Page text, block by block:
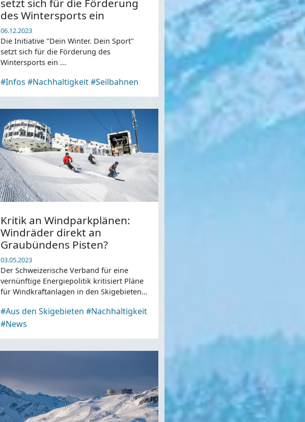
setzt sich für die Förderung
des Wintersports ein
06.12.2023
Die Initiative "Dein Winter. Dein Sport"
setzt sich für die Förderung des
Wintersports ein ...
#Infos #Nachhaltigkeit#Seilbahnen
Kritik an Windparkplänen:
Windräder direkt an
Graubündens Pisten?
03.05.2023
Der Schweizerische Verband für eine
vernünftige Energiepolitik kritisiert Pläne
für Windkraftanlagen in den Skigebieten
#Aus den Skigebieten #Nachhaltigkeit
#News